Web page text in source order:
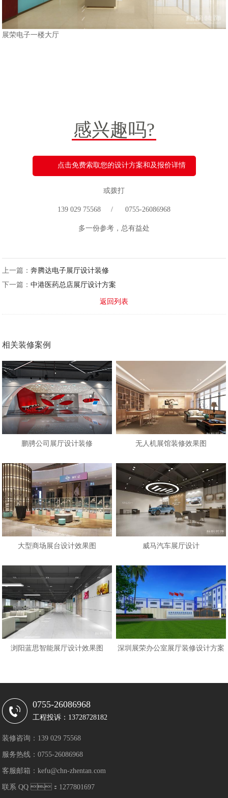
展荣电子一楼大厅
感兴趣吗?
点击免费索取您的设计方案和及报价详情
或拨打
139 029 75568 / 0755-26086968
多一份参考，总有益处
上一篇：奔腾达电子展厅设计装修
下一篇：中港医药总店展厅设计方案
返回列表
相关装修案例
鹏骋公司展厅设计装修 无人机展馆装修效果图
大型商场展台设计效果图 威马汽车展厅设计
浏阳蓝思智能展厅设计效果图 深圳展荣办公室展厅装修设计方案
0755-26086968
工程投诉：13728728182
装修咨询：139 029 75568
服务热线：0755-26086968
客服邮箱：kefu@chn-zhentan.com
联系 QQ ：1277801697